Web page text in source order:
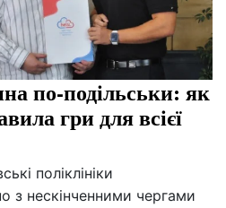
по-подільськи: як
гри для всієї
поліклініки
з нескінченними чергами